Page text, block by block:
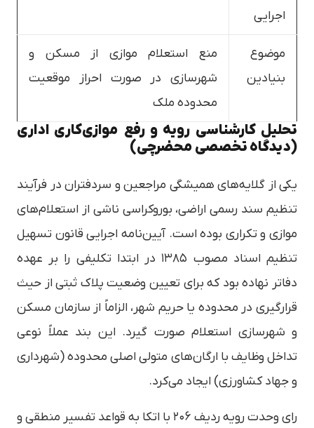
اجرایی
موضوع
بنیادین
منع استعلام موازی از مسکن و
شهرسازی در صورت احراز موقعیت
محدوده ملک
تحلیل کارشناسی رویه و رفع موازی‌کاری اداری
(دیدگاه تخصصی محضرچی)
یکی از گلایه‌های همیشگی مراجعین و سردفتران در فرآیند
تنظیم سند رسمی اراضی، بوروکراسی ناشی از استعلام‌های
موازی و تکراری بوده است. آیین‌نامه اجرایی قانون تسهیل
تنظیم اسناد مصوب ۱۳۸۵ در ابتدا تکلیفی را بر عهده
دفاتر نهاده بود که برای تعیین وضعیت پلاک ثبتی از حیث
قرارگیری در محدوده یا حریم شهر، الزاماً از سازمان مسکن
و شهرسازی استعلام صورت گیرد. این بند عملاً نوعی
تداخل وظایف با ارگان‌های متولی اصلی محدوده (شهرداری
و جهاد کشاورزی) ایجاد می‌کرد.
رای وحدت رویه ردیف ۲۰۶ با اتکا به قواعد تفسیر منطقی و